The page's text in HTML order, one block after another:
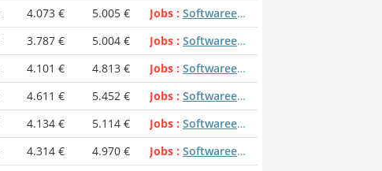
4.073 € 5.005 € Jobs
Softwareentwickler
3.787 € 5.004 € Jobs
Softwareentwickler
4.101 € 4.813 € Jobs
Softwareentwickler
4.611 € 5.452 € Jobs
Softwareentwickler
4.134 € 5.114 € Jobs
Softwareentwickler
4.314 € 4.970 € Jobs
Softwareentwickler